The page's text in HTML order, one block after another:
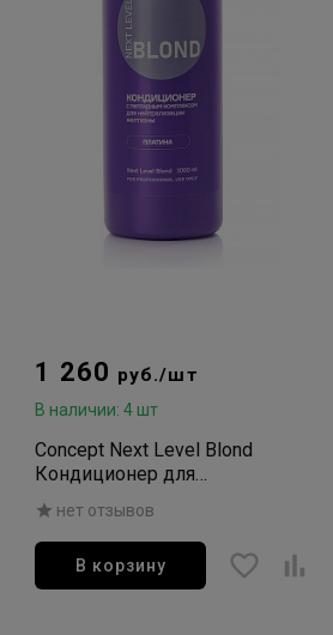
1 260 руб./шт
В наличии: 4 шт
Concept Next Level Blond
Кондиционер для
нейтрализации желтизны с
пептидным комплексом
Платина 1000мл
нет отзывов
В корзину